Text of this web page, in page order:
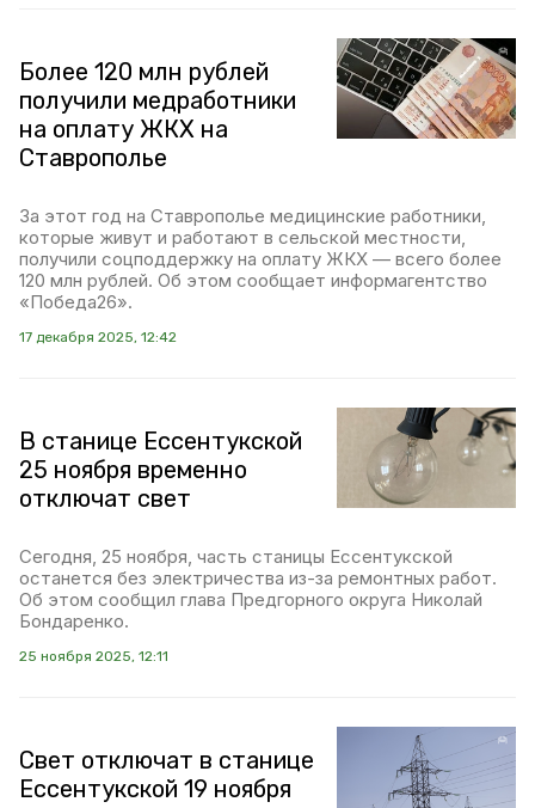
Более 120 млн рублей
получили медработники
на оплату ЖКХ на
Ставрополье
За этот год на Ставрополье медицинские работники,
которые живут и работают в сельской местности,
получили соцподдержку на оплату ЖКХ — всего более
120 млн рублей. Об этом сообщает информагентство
«Победа26».
17 декабря 2025, 12:42
В станице Ессентукской
25 ноября временно
отключат свет
Сегодня, 25 ноября, часть станицы Ессентукской
останется без электричества из-за ремонтных работ.
Об этом сообщил глава Предгорного округа Николай
Бондаренко.
25 ноября 2025, 12:11
Свет отключат в станице
Ессентукской 19 ноября